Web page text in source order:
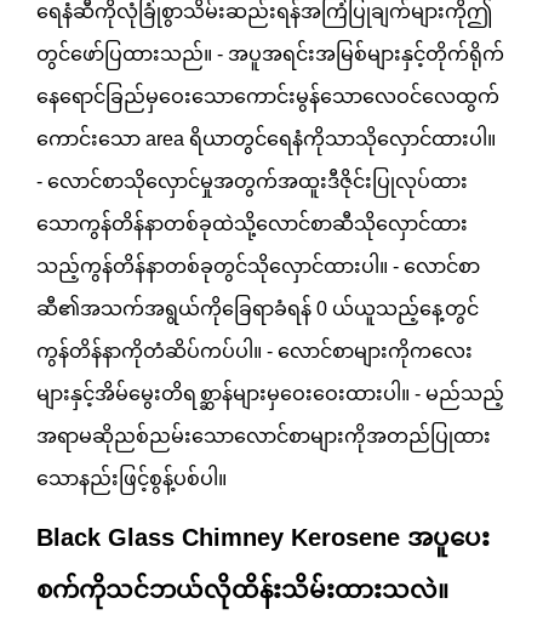
ရေနံဆီကိုလုံခြုံစွာသိမ်းဆည်းရန်အကြံပြုချက်များကိုဤ
တွင်ဖော်ပြထားသည်။ - အပူအရင်းအမြစ်များနှင့်တိုက်ရိုက်
နေရောင်ခြည်မှဝေးသောကောင်းမွန်သောလေဝင်လေထွက်
ကောင်းသော area ရိယာတွင်ရေနံကိုသာသိုလှောင်ထားပါ။
- လောင်စာသိုလှောင်မှုအတွက်အထူးဒီဇိုင်းပြုလုပ်ထား
သောကွန်တိန်နာတစ်ခုထဲသို့လောင်စာဆီသိုလှောင်ထား
သည့်ကွန်တိန်နာတစ်ခုတွင်သိုလှောင်ထားပါ။ - လောင်စာ
ဆီ၏အသက်အရွယ်ကိုခြေရာခံရန် 0 ယ်ယူသည့်နေ့တွင်
ကွန်တိန်နာကိုတံဆိပ်ကပ်ပါ။ - လောင်စာများကိုကလေး
များနှင့်အိမ်မွေးတိရစ္ဆာန်များမှဝေးဝေးထားပါ။ - မည်သည့်
အရာမဆိုညစ်ညမ်းသောလောင်စာများကိုအတည်ပြုထား
သောနည်းဖြင့်စွန့်ပစ်ပါ။
Black Glass Chimney Kerosene အပူပေး
စက်ကိုသင်ဘယ်လိုထိန်းသိမ်းထားသလဲ။